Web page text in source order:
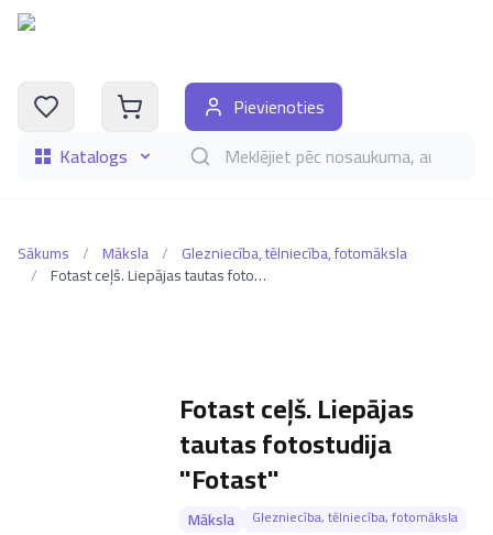
Katalogs Meklēt grāmatas pēc nosaukuma, autora,
Pievienoties
Sākums / Māksla / Glezniecība, tēlniecība, fotomāksla
/ Fotast ceļš. Liepājas tautas fotostudija "Fotast"
Fotast ceļš. Liepājas
tautas fotostudija
"Fotast"
Māksla Glezniecība, tēlniecība, fotomāksla